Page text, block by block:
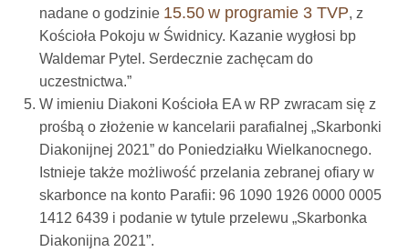
nadane o godzinie 15.50 w programie 3 TVP, z
Kościoła Pokoju w Świdnicy. Kazanie wygłosi bp
Waldemar Pytel. Serdecznie zachęcam do
uczestnictwa.”
W imieniu Diakoni Kościoła EA w RP zwracam się z
prośbą o złożenie w kancelarii parafialnej „Skarbonki
Diakonijnej 2021” do Poniedziałku Wielkanocnego.
Istnieje także możliwość przelania zebranej ofiary w
skarbonce na konto Parafii: 96 1090 1926 0000 0005
1412 6439 i podanie w tytule przelewu „Skarbonka
Diakonijna 2021”.